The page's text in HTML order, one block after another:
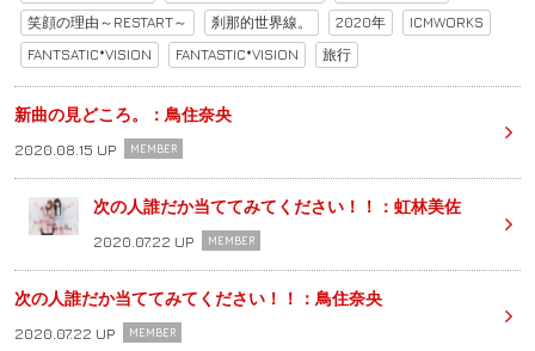
笑顔の理由～RESTART～
刹那的世界線。 2020年
ICMWORKS
FANTSATIC*VISION
FANTASTIC*VISION 旅行
新曲の見どころ。：鳥住奈央
2020.08.15 UP MEMBER
次の人誰だか当ててみてください！！：虹林美佐
2020.07.22 UP MEMBER
次の人誰だか当ててみてください！！：鳥住奈央
2020.07.22 UP MEMBER